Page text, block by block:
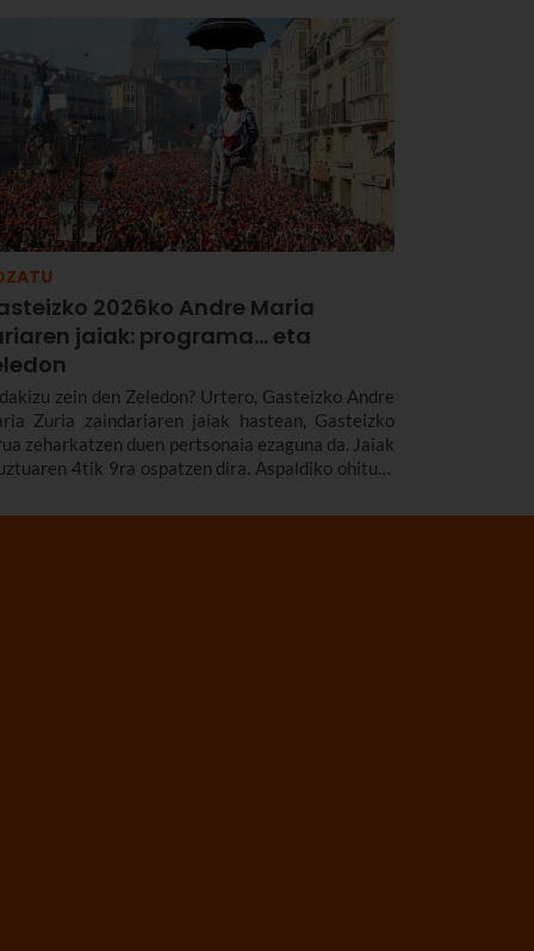
eta jarduera garrantzitsu guztien berri.
22tik 30era izango da.
2026ko Andre Maria
jaiak: programa… eta
zein den Zeledon? Urtero, Gasteizko Andre
Zuria zaindariaren jaiak hastean, Gasteizko
zeharkatzen duen pertsonaia ezaguna da. Jaiak
4tik 9ra ospatzen dira. Aspaldiko ohitura